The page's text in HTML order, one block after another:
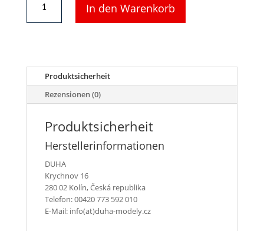
11277
N
in
Folie
”Koskisen"
Menge
In den Warenkorb
Produktsicherheit
Rezensionen (0)
Produktsicherheit
Herstellerinformationen
DUHA
Krychnov 16
280 02 Kolín, Česká republika
Telefon: 00420 773 592 010
E-Mail: info(at)duha-modely.cz